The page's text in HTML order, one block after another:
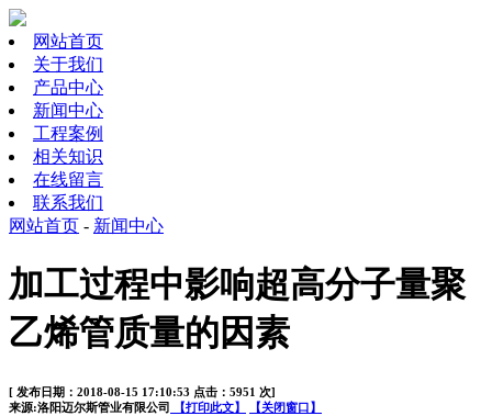
网站首页
关于我们
产品中心
新闻中心
工程案例
相关知识
在线留言
联系我们
网站首页 - 新闻中心
加工过程中影响超高分子量聚
乙烯管质量的因素
[ 发布日期：2018-08-15 17:10:53 点击：5951 次]
来源:洛阳迈尔斯管业有限公司
【打印此文】 【关闭窗口】